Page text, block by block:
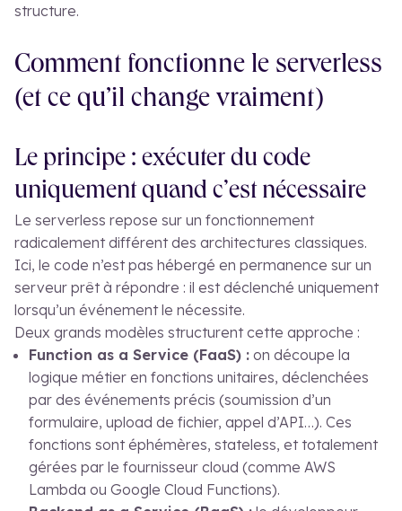
structure.
Comment fonctionne le serverless
(et ce qu’il change vraiment)
Le principe : exécuter du code
uniquement quand c’est nécessaire
Le serverless repose sur un fonctionnement
radicalement différent des architectures classiques.
Ici, le code n’est pas hébergé en permanence sur un
serveur prêt à répondre : il est déclenché uniquement
lorsqu’un événement le nécessite.
Deux grands modèles structurent cette approche :
Function as a Service (FaaS) : on découpe la
logique métier en fonctions unitaires, déclenchées
par des événements précis (soumission d’un
formulaire, upload de fichier, appel d’API…). Ces
fonctions sont éphémères, stateless, et totalement
gérées par le fournisseur cloud (comme AWS
Lambda ou Google Cloud Functions).